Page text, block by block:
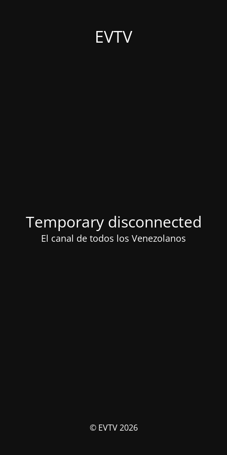
EVTV
Temporary disconnected
El canal de todos los Venezolanos
© EVTV 2026